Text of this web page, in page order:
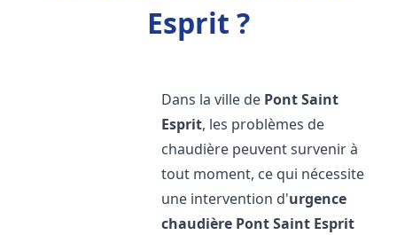
Esprit ?
Dans la ville de Pont Saint
Esprit, les problèmes de
chaudière peuvent survenir à
tout moment, ce qui nécessite
une intervention d'urgence
chaudière Pont Saint Esprit